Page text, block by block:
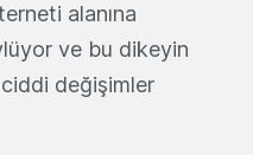
alanına
ve bu dikeyin
değişimler